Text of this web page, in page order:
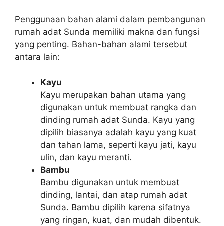
Penggunaan bahan alami dalam pembangunan
rumah adat Sunda memiliki makna dan fungsi
yang penting. Bahan-bahan alami tersebut
antara lain:
Kayu
Kayu merupakan bahan utama yang
digunakan untuk membuat rangka dan
dinding rumah adat Sunda. Kayu yang
dipilih biasanya adalah kayu yang kuat
dan tahan lama, seperti kayu jati, kayu
ulin, dan kayu meranti.
Bambu
Bambu digunakan untuk membuat
dinding, lantai, dan atap rumah adat
Sunda. Bambu dipilih karena sifatnya
yang ringan, kuat, dan mudah dibentuk.